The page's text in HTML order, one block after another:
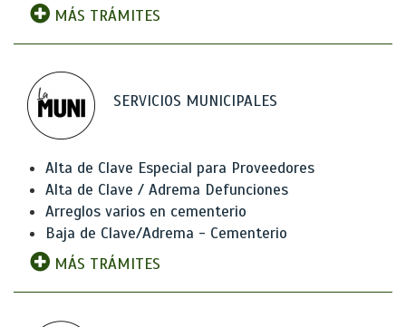
MÁS TRÁMITES
SERVICIOS MUNICIPALES
Alta de Clave Especial para Proveedores
Alta de Clave / Adrema Defunciones
Arreglos varios en cementerio
Baja de Clave/Adrema - Cementerio
MÁS TRÁMITES